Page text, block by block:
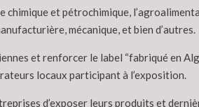
chimique et pétrochimique,
mécanique, et bien d’autres.
et renforcer le label “fabriqué en
locaux participant à l’exposition.
d’exposer leurs produits et